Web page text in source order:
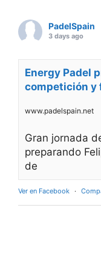
PadelSpain
3 days ago
Energy Padel
competición y
www.padelspain.net
Gran jornada
preparando
de
Ver en Facebook ·